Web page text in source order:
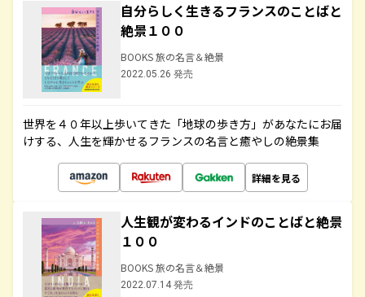
自分らしく生きるフランスのことばと
絶景１００
BOOKS 旅の名言＆絶景
2022.05.26 発売
世界を４０年以上歩いてきた「地球の歩き方」があなたにお届
けする、人生を輝かせるフランスの名言と癒やしの絶景集
詳細を見る
人生観が変わるインドのことばと絶景
１００
BOOKS 旅の名言＆絶景
2022.07.14 発売